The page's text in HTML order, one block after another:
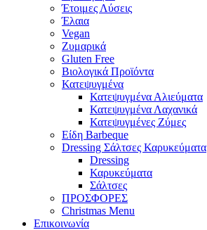
Έτοιμες Λύσεις
Έλαια
Vegan
Ζυμαρικά
Gluten Free
Βιολογικά Προϊόντα
Κατεψυγμένα
Κατεψυγμένα Αλιεύματα
Κατεψυγμένα Λαχανικά
Κατεψυγμένες Ζύμες
Είδη Barbeque
Dressing Σάλτσες Καρυκεύματα
Dressing
Καρυκεύματα
Σάλτσες
ΠΡΟΣΦΟΡΕΣ
Christmas Menu
Επικοινωνία